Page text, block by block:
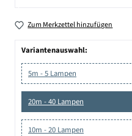
Zum Merkzettel hinzufügen
Variantenauswahl:
5m - 5 Lampen
20m - 40 Lampen
10m - 20 Lampen